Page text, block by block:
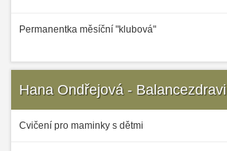
Permanentka měsíční "klubová"
Hana Ondřejová - Balancezdravi
Cvičení pro maminky s dětmi